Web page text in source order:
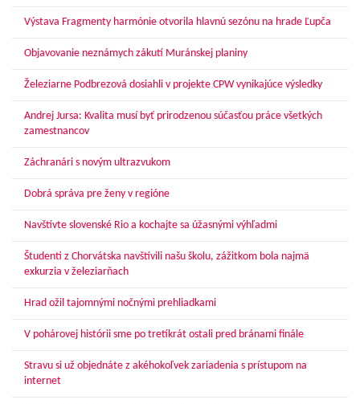
Výstava Fragmenty harmónie otvorila hlavnú sezónu na hrade Ľupča
Objavovanie neznámych zákutí Muránskej planiny
Železiarne Podbrezová dosiahli v projekte CPW vynikajúce výsledky
Andrej Jursa: Kvalita musí byť prirodzenou súčasťou práce všetkých
zamestnancov
Záchranári s novým ultrazvukom
Dobrá správa pre ženy v regióne
Navštívte slovenské Rio a kochajte sa úžasnými výhľadmi
Študenti z Chorvátska navštívili našu školu, zážitkom bola najmä
exkurzia v železiarňach
Hrad ožil tajomnými nočnými prehliadkami
V pohárovej histórii sme po tretíkrát ostali pred bránami finále
Stravu si už objednáte z akéhokoľvek zariadenia s prístupom na
internet